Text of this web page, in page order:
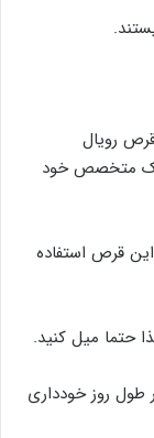
رویال
متخصص خود
قرص استفاده
در طول روز خودداری